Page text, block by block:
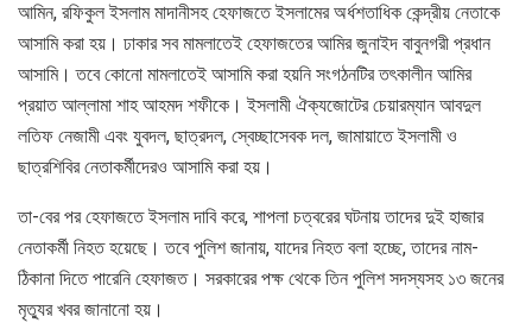
আমিন, রফিকুল ইসলাম মাদানীসহ হেফাজতে ইসলামের অর্ধশতাধিক কেন্দ্রীয় নেতাকে
আসামি করা হয়। ঢাকার সব মামলাতেই হেফাজতের আমির জুনাইদ বাবুনগরী প্রধান
আসামি। তবে কোনো মামলাতেই আসামি করা হয়নি সংগঠনটির তৎকালীন আমির
প্রয়াত আল্লামা শাহ আহমদ শফীকে। ইসলামী ঐক্যজোটের চেয়ারম্যান আবদুল
লতিফ নেজামী এবং যুবদল, ছাত্রদল, স্বেচ্ছাসেবক দল, জামায়াতে ইসলামী ও
ছাত্রশিবির নেতাকর্মীদেরও আসামি করা হয়।
তা-বের পর হেফাজতে ইসলাম দাবি করে, শাপলা চত্বরের ঘটনায় তাদের দুই হাজার
নেতাকর্মী নিহত হয়েছে। তবে পুলিশ জানায়, যাদের নিহত বলা হচ্ছে, তাদের নাম-
ঠিকানা দিতে পারেনি হেফাজত। সরকারের পক্ষ থেকে তিন পুলিশ সদস্যসহ ১৩ জনের
মৃত্যুর খবর জানানো হয়।